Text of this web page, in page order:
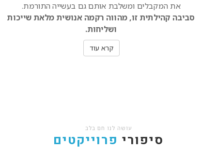
את המקבלים ומשלבת אותם גם בעשייה התורמת.
סביבה קהילתית זו, מהווה רקמה אנושית מלאת שייכות
ושליחות.
קרא עוד
עושה לנו חם בלב
סיפורי פרוייקטים